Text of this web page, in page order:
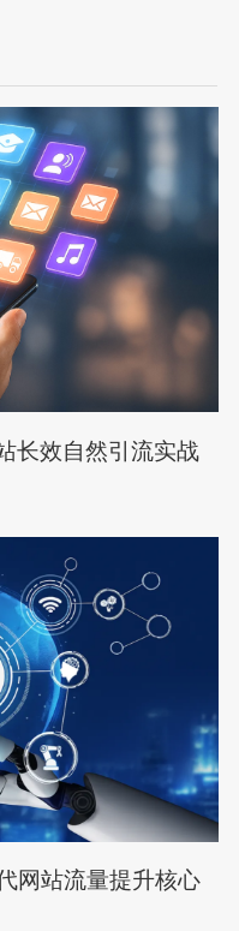
长效自然引流实战
网站流量提升核心